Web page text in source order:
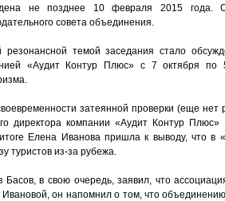
не позднее 10 февраля 2015 года.
совета объединения.
резонансной темой заседания стало
«Аудит Контур Плюс» с 7 октября по
затеянной проверки (еще
директора компании «Аудит Контур
Елена Иванова пришла к выводу, что в
туристов из-за рубежа.
Басов, в свою очередь, заявил, что
он напомнил о том, что